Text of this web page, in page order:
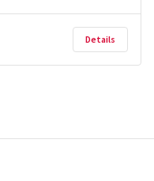
Details